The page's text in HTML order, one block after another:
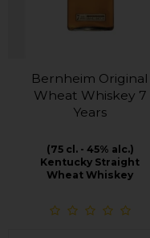
Bernheim Original
Wheat Whiskey 7
Years
(75 cl. - 45% alc.)
Kentucky Straight
Wheat Whiskey